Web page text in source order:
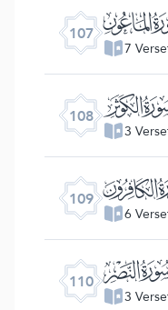
107
7
108
3
109
6
110
3